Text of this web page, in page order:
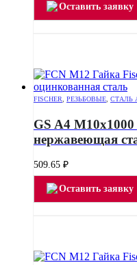
Оставить заявку
FISCHER РЕЗЬБОВЫЕ СТАЛЬ
GS A4
нержавеющая
509.65 ₽
Оставить заявку